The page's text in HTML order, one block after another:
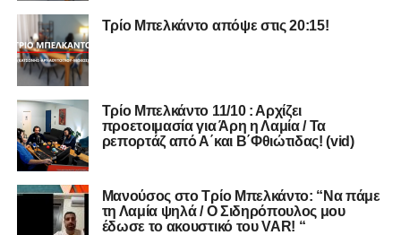
Τρίο Μπελκάντο απόψε στις 20:15!
Τρίο Μπελκάντο 11/10 : Αρχίζει
προετοιμασία για Άρη η Λαμία / Τα
ρεπορτάζ από Α΄και Β΄Φθιώτιδας! (vid)
Μανούσος στο Τρίο Μπελκάντο: “Να πάμε
τη Λαμία ψηλά / Ο Σιδηρόπουλος μου
έδωσε το ακουστικό του VAR! “